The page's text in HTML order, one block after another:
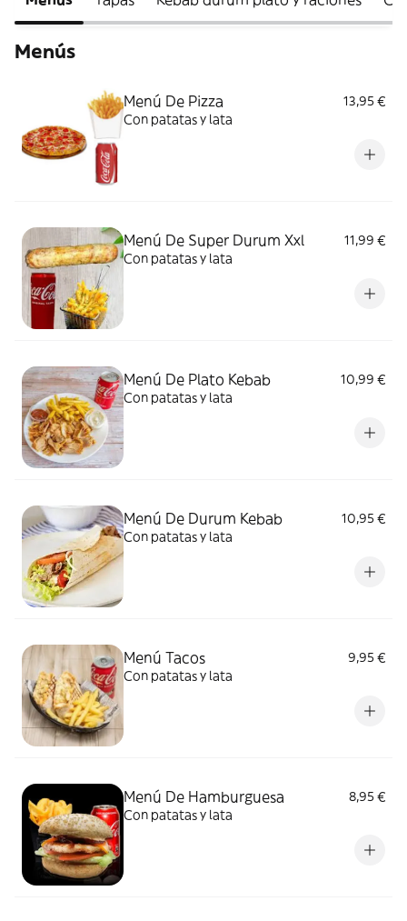
Menús
Menú De Pizza
13,95 €
Con patatas y lata
Menú De Super Durum Xxl
11,99 €
Con patatas y lata
Menú De Plato Kebab
10,99 €
Con patatas y lata
Menú De Durum Kebab
10,95 €
Con patatas y lata
Menú Tacos
9,95 €
Con patatas y lata
Menú De Hamburguesa
8,95 €
Con patatas y lata